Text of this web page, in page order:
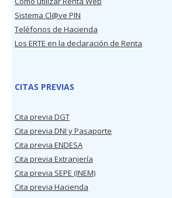
Sistema Cl@ve PIN
Teléfonos de Hacienda
Los ERTE en la declaración de Renta
CITAS PREVIAS
Cita previa DGT
Cita previa DNI y Pasaporte
Cita previa ENDESA
Cita previa Extranjería
Cita previa SEPE (INEM)
Cita previa Hacienda